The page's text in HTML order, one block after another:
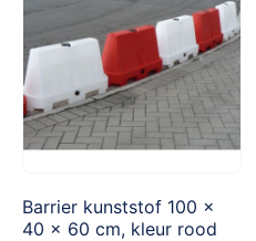
Barrier kunststof 100 x
40 x 60 cm, kleur rood